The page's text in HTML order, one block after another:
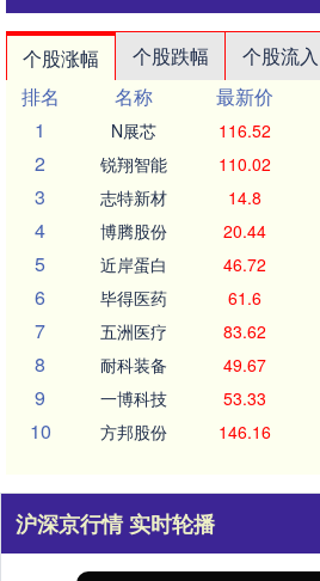
个股涨幅 个股跌幅 个股流入
排名
名称 最新价
1
N展芯 116.52
2 锐翔智能 110.02
3 志特新材 14.8
4 博腾股份 20.44
5 近岸蛋白 46.72
6 毕得医药 61.6
7 五洲医疗 83.62
8 耐科装备 49.67
9 一博科技 53.33
10 方邦股份 146.16
沪深京行情 实时轮播